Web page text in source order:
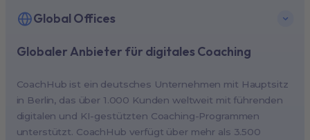
Globaler Anbieter für digitales Coaching
CoachHub ist ein deutsches Unternehmen mit Hauptsitz
in Berlin, das über 1.000 Kunden weltweit mit führenden
digitalen und KI-gestützten Coaching-Programmen
unterstützt. CoachHub verfügt über mehr als 3.500
Global Offices
New York, USA (North America HQ)
London, UK
Paris, France